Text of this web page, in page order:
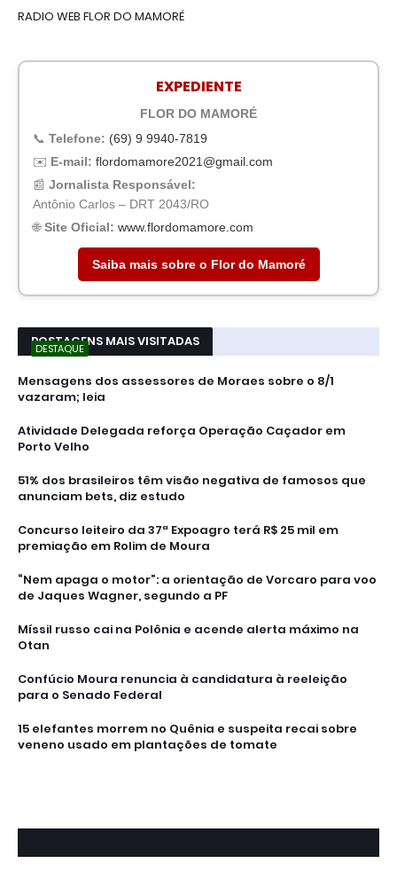
RADIO WEB FLOR DO MAMORÉ
EXPEDIENTE
FLOR DO MAMORÉ
📞 Telefone: (69) 9 9940-7819
✉️ E-mail: flordomamore2021@gmail.com
📰 Jornalista Responsável:
Antônio Carlos – DRT 2043/RO
🌐Site Oficial: www.flordomamore.com
Saiba mais sobre o Flor do Mamoré
POSTAGENS MAIS VISITADAS
DESTAQUE
Mensagens dos assessores de Moraes sobre o 8/1
vazaram; leia
Atividade Delegada reforça Operação Caçador em
Porto Velho
51% dos brasileiros têm visão negativa de famosos que
anunciam bets, diz estudo
Concurso leiteiro da 37ª Expoagro terá R$ 25 mil em
premiação em Rolim de Moura
“Nem apaga o motor”: a orientação de Vorcaro para voo
de Jaques Wagner, segundo a PF
Míssil russo cai na Polônia e acende alerta máximo na
Otan
Confúcio Moura renuncia à candidatura à reeleição
para o Senado Federal
15 elefantes morrem no Quênia e suspeita recai sobre
veneno usado em plantações de tomate